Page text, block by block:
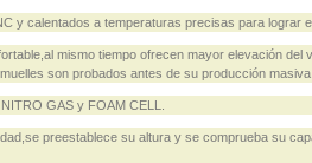
y calentados a temperaturas precisas para lograr
mismo tiempo ofrecen mayor elevación
son probados antes de su producción masiva.
GAS y FOAM CELL.
preestablece su altura y se comprueba su